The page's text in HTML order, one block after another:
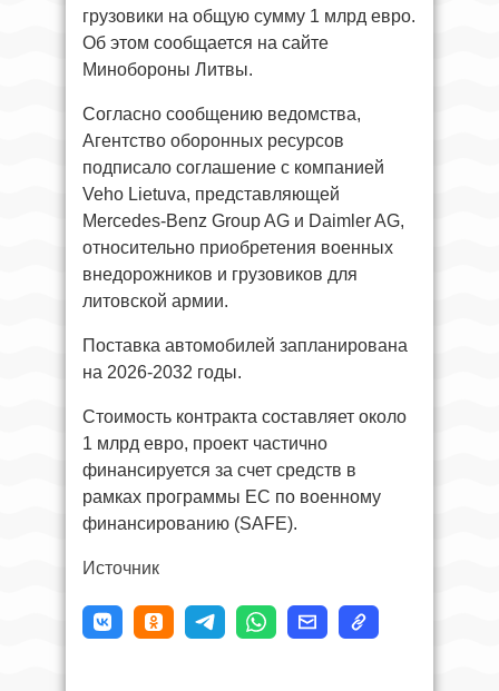
грузовики на общую сумму 1 млрд евро.
Об этом сообщается на сайте
Минобороны Литвы.
Согласно сообщению ведомства,
Агентство оборонных ресурсов
подписало соглашение с компанией
Veho Lietuva, представляющей
Mercedes-Benz Group AG и Daimler AG,
относительно приобретения военных
внедорожников и грузовиков для
литовской армии.
Поставка автомобилей запланирована
на 2026-2032 годы.
Стоимость контракта составляет около
1 млрд евро, проект частично
финансируется за счет средств в
рамках программы ЕС по военному
финансированию (SAFE).
Источник